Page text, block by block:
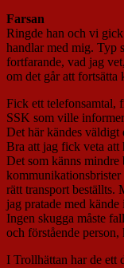
Farsan
Ringde han och vi
handlar med mig. Typ
fortfarande, vad jag
om det går att fortsätta
Fick ett telefonsamtal,
SSK som ville
Det här kändes väldigt
Bra att jag fick veta
Det som känns mindre
rätt transport beställts.
jag pratade med
Ingen skugga måste
och förstående
I Trollhättan har de ett